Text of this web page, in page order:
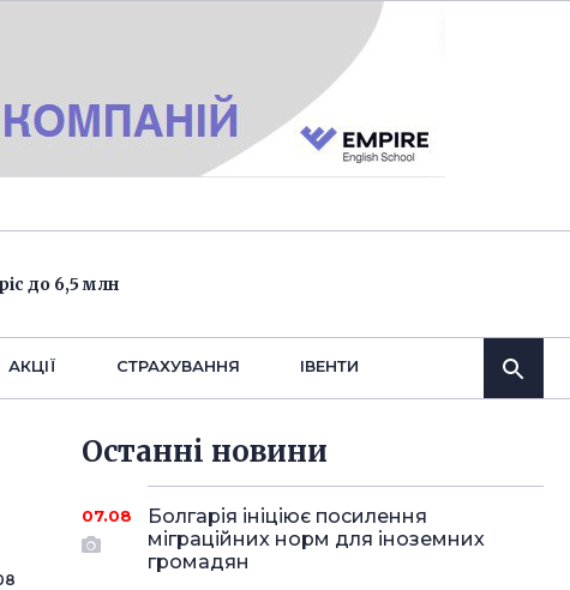
до 6,5 млн
АКЦІЇ СТРАХУВАННЯ IВЕНТИ
Останнi новини
07.08
Болгарія ініціює посилення
міграційних норм для іноземних
громадян